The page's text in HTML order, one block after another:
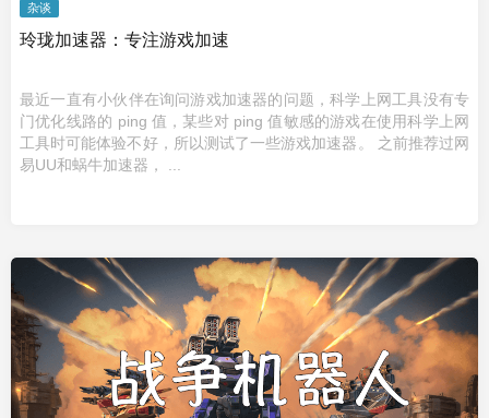
杂谈
玲珑加速器：专注游戏加速
最近一直有小伙伴在询问游戏加速器的问题，科学上网工具没有专
门优化线路的 ping 值，某些对 ping 值敏感的游戏在使用科学上网
工具时可能体验不好，所以测试了一些游戏加速器。 之前推荐过网
易UU和蜗牛加速器， ...